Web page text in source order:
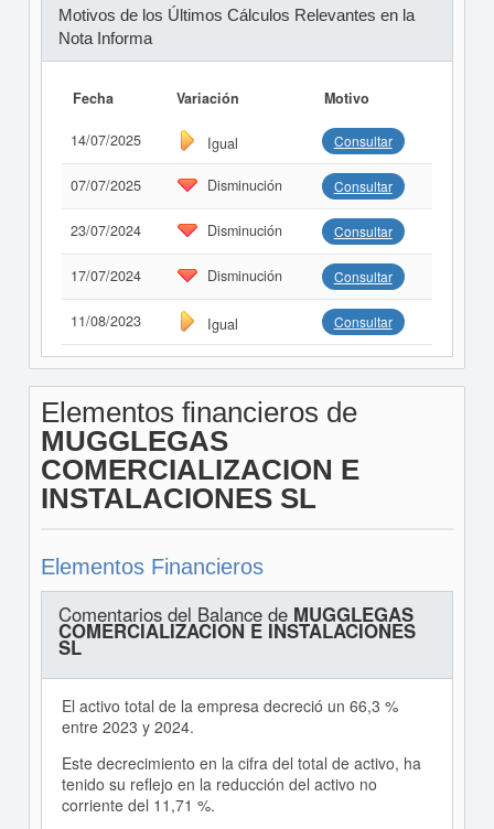
Motivos de los Últimos Cálculos Relevantes en la
Nota Informa
Fecha Variación Motivo
14/07/2025 Igual Consultar
07/07/2025 Disminución Consultar
23/07/2024 Disminución Consultar
17/07/2024 Disminución Consultar
11/08/2023 Igual Consultar
Elementos financieros de
MUGGLEGAS
COMERCIALIZACION E
INSTALACIONES SL
Elementos Financieros
Comentarios del Balance de MUGGLEGAS
COMERCIALIZACION E INSTALACIONES
SL
El activo total de la empresa decreció un 66,3 %
entre 2023 y 2024.
Este decrecimiento en la cifra del total de activo, ha
tenido su reflejo en la reducción del activo no
corriente del 11,71 %.